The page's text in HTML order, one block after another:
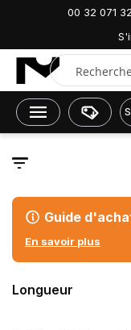
00 32 071
Longueur
Guide
En savoir plus